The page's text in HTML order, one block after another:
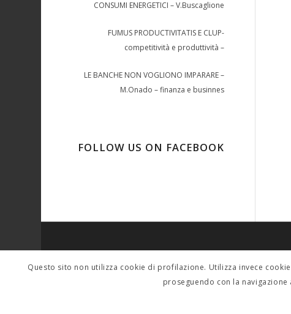
CONSUMI ENERGETICI – V.Buscaglione
FUMUS PRODUCTIVITATIS E CLUP-
competitività e produttività –
LE BANCHE NON VOGLIONO IMPARARE –
M.Onado – finanza e businnes
FOLLOW US ON FACEBOOK
SINDACALMENTE
Per contatti scrivere a: tferigo@gmail.com
Questo sito non utilizza cookie di profilazione. Utilizza invece
proseguendo con la